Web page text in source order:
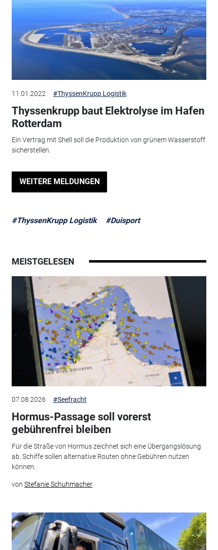
11.01.2022 #ThyssenKrupp Logistik
Thyssenkrupp baut Elektrolyse im Hafen
Rotterdam
Ein Vertrag mit Shell soll die Produktion von grünem Wasserstoff
sicherstellen.
WEITERE MELDUNGEN
#ThyssenKrupp Logistik #Duisport
MEISTGELESEN
07.08.2026 #Seefracht
Hormus-Passage soll vorerst
gebührenfrei bleiben
Für die Straße von Hormus zeichnet sich eine Übergangslösung
ab. Schiffe sollen alternative Routen ohne Gebühren nutzen
können.
von Stefanie Schuhmacher